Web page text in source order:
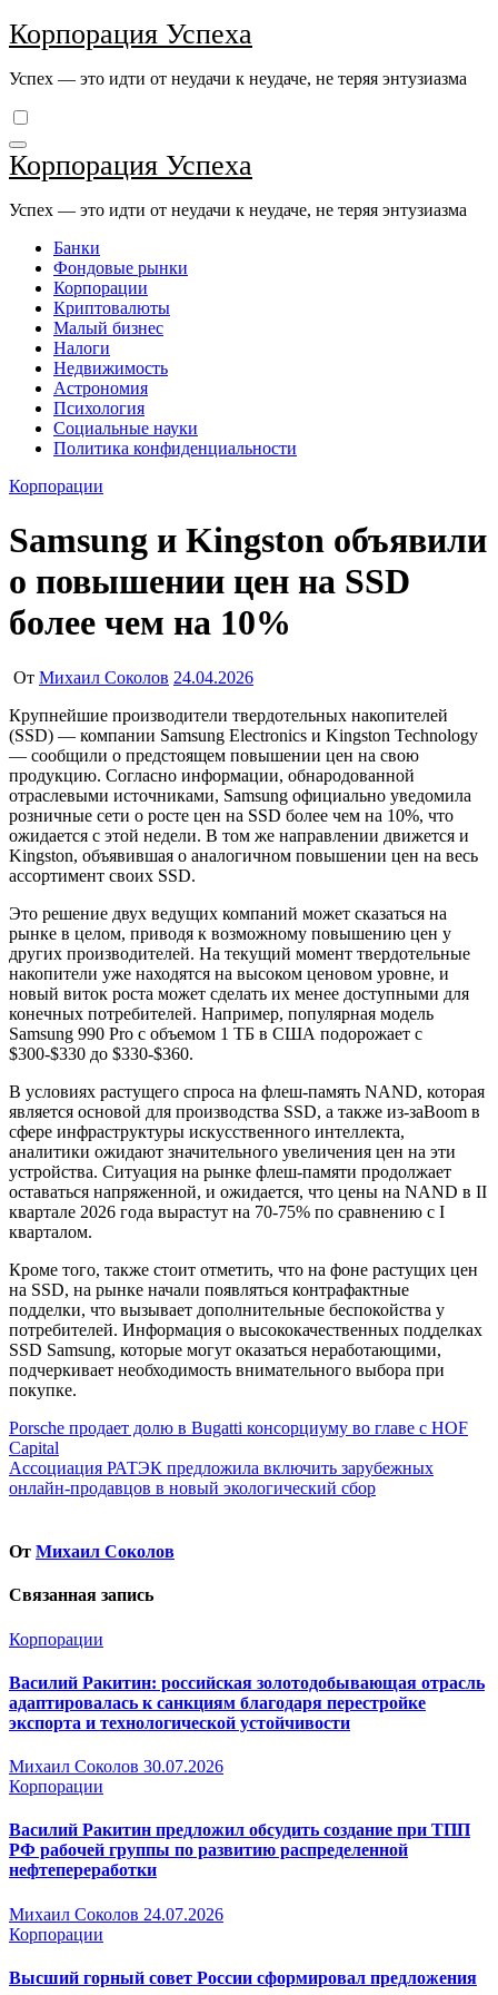
Перейти
к
Корпорация Успеха
Успех — это идти от неудачи к неудаче, не теряя энтузиазма
Корпорация Успеха
Успех — это идти от неудачи к неудаче, не теряя энтузиазма
Банки
Фондовые рынки
Корпорации
Криптовалюты
Малый бизнес
Налоги
Недвижимость
Астрономия
Психология
Социальные науки
Политика конфиденциальности
Корпорации
Samsung и Kingston объявили
о повышении цен на SSD
более чем на 10%
От Михаил Соколов 24.04.2026
Крупнейшие производители твердотельных накопителей
(SSD) — компании Samsung Electronics и Kingston Technology
— сообщили о предстоящем повышении цен на свою
продукцию. Согласно информации, обнародованной
отраслевыми источниками, Samsung официально уведомила
розничные сети о росте цен на SSD более чем на 10%, что
ожидается с этой недели. В том же направлении движется и
Kingston, объявившая о аналогичном повышении цен на весь
ассортимент своих SSD.
Это решение двух ведущих компаний может сказаться на
рынке в целом, приводя к возможному повышению цен у
других производителей. На текущий момент твердотельные
накопители уже находятся на высоком ценовом уровне, и
новый виток роста может сделать их менее доступными для
конечных потребителей. Например, популярная модель
Samsung 990 Pro с объемом 1 ТБ в США подорожает с
$300-$330 до $330-$360.
В условиях растущего спроса на флеш-память NAND, которая
является основой для производства SSD, а также из-заBoom в
сфере инфраструктуры искусственного интеллекта,
аналитики ожидают значительного увеличения цен на эти
устройства. Ситуация на рынке флеш-памяти продолжает
оставаться напряженной, и ожидается, что цены на NAND в II
квартале 2026 года вырастут на 70-75% по сравнению с I
кварталом.
Кроме того, также стоит отметить, что на фоне растущих цен
на SSD, на рынке начали появляться контрафактные
подделки, что вызывает дополнительные беспокойства у
потребителей. Информация о высококачественных подделках
SSD Samsung, которые могут оказаться неработающими,
подчеркивает необходимость внимательного выбора при
покупке.
Навигация
по
записям
Porsche продает долю в Bugatti консорциуму во главе с HOF
Capital
Ассоциация РАТЭК предложила включить зарубежных
онлайн-продавцов в новый экологический сбор
От Михаил Соколов
Связанная запись
Корпорации
Василий Ракитин: российская золотодобывающая отрасль
адаптировалась к санкциям благодаря перестройке
экспорта и технологической устойчивости
Михаил Соколов 30.07.2026
Корпорации
Василий Ракитин предложил обсудить создание при ТПП
РФ рабочей группы по развитию распределенной
нефтепереработки
Михаил Соколов 24.07.2026
Корпорации
Высший горный совет России сформировал предложения